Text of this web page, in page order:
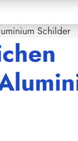
Schilder